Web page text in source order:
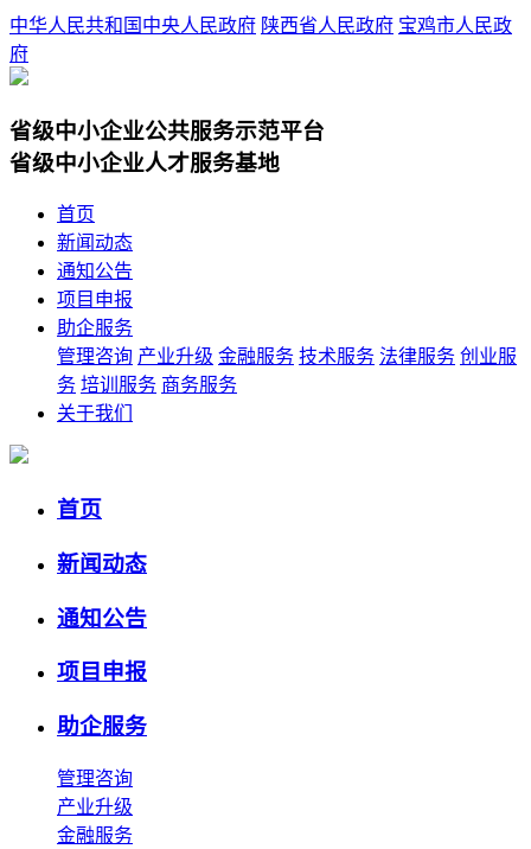
中华人民共和国中央人民政府 陕西省人民政府 宝鸡市人民政
府
省级中小企业公共服务示范平台
省级中小企业人才服务基地
首页
新闻动态
通知公告
项目申报
助企服务
管理咨询 产业升级 金融服务 技术服务 法律服务 创业服
务 培训服务 商务服务
关于我们
首页
新闻动态
通知公告
项目申报
助企服务
管理咨询
产业升级
金融服务